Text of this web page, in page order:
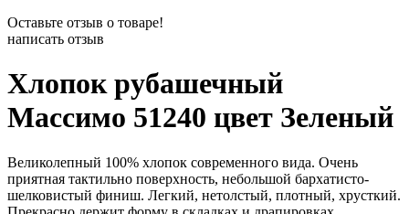
Оставьте отзыв о товаре!
написать отзыв
Хлопок рубашечный
Массимо 51240 цвет Зеленый
Великолепный 100% хлопок современного вида. Очень
приятная тактильно поверхность, небольшой бархатисто-
шелковистый финиш. Легкий, нетолстый, плотный, хрусткий.